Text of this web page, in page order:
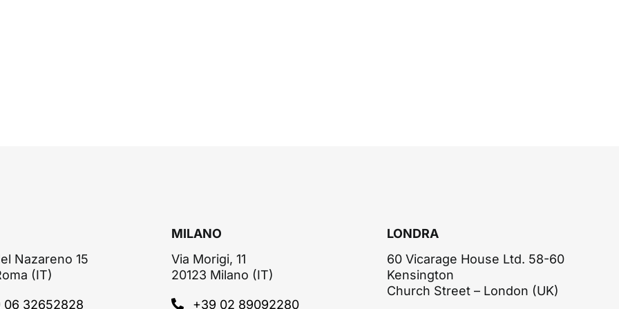
Nazareno 15
(IT)
06 32652828
MILANO
Via Morigi, 11
20123 Milano (IT)
+39 02 89092280
LONDRA
60 Vicarage House Ltd. 58-60
Kensington
Church Street – London (UK)